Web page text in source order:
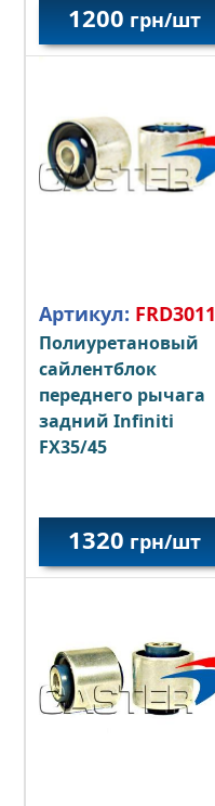
1200 грн/шт
Артикул: FRD3011
Полиуретановый
сайлентблок
переднего рычага
задний Infiniti
FX35/45
1320 грн/шт